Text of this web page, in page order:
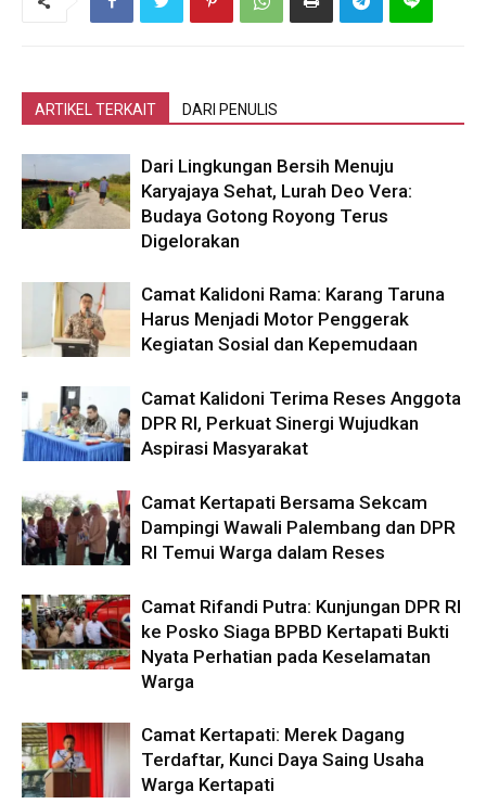
ARTIKEL TERKAIT DARI PENULIS
Dari Lingkungan Bersih Menuju
Karyajaya Sehat, Lurah Deo Vera:
Budaya Gotong Royong Terus
Digelorakan
Camat Kalidoni Rama: Karang Taruna
Harus Menjadi Motor Penggerak
Kegiatan Sosial dan Kepemudaan
Camat Kalidoni Terima Reses Anggota
DPR RI, Perkuat Sinergi Wujudkan
Aspirasi Masyarakat
Camat Kertapati Bersama Sekcam
Dampingi Wawali Palembang dan DPR
RI Temui Warga dalam Reses
Camat Rifandi Putra: Kunjungan DPR RI
ke Posko Siaga BPBD Kertapati Bukti
Nyata Perhatian pada Keselamatan
Warga
Camat Kertapati: Merek Dagang
Terdaftar, Kunci Daya Saing Usaha
Warga Kertapati